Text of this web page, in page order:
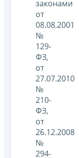
законами
от
08.08.2001
№
129-
ФЗ,
от
27.07.2010
№
210-
ФЗ,
от
26.12.2008
№
294-